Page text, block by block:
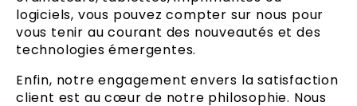
logiciels, vous pouvez compter sur nous pour
vous tenir au courant des nouveautés et des
technologies émergentes.
Enfin, notre engagement envers la satisfaction
client est au cœur de notre philosophie. Nous